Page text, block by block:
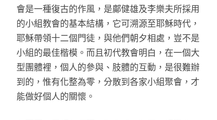
會是一種復古的作風，是鄺健雄及李樂夫所採用
的小組教會的基本結構，它可溯源至耶穌時代，
耶穌帶領十二個門徒，與他們朝夕相處，豈不是
小組的最佳楷模。而且初代教會明白，在一個大
型團體裡，個人的參與、肢體的互動，是很難辦
到的，惟有化整為零，分散到各家小組聚會，才
能做好個人的關懷。